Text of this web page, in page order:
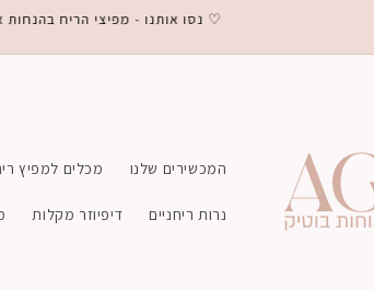
♡ נסו אותנו - מפיצי הריח בהנחות
המכשירים שלנו מכלים למפיץ
נרות ריחניים דיפיוזר מקלות